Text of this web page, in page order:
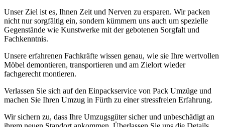
Unser Ziel ist es, Ihnen Zeit und Nerven zu ersparen. Wir packen
nicht nur sorgfältig ein, sondern kümmern uns auch um spezielle
Gegenstände wie Kunstwerke mit der gebotenen Sorgfalt und
Fachkenntnis.
Unsere erfahrenen Fachkräfte wissen genau, wie sie Ihre wertvollen
Möbel demontieren, transportieren und am Zielort wieder
fachgerecht montieren.
Verlassen Sie sich auf den Einpackservice von Pack Umzüge und
machen Sie Ihren Umzug in Fürth zu einer stressfreien Erfahrung.
Wir sichern zu, dass Ihre Umzugsgüter sicher und unbeschädigt an